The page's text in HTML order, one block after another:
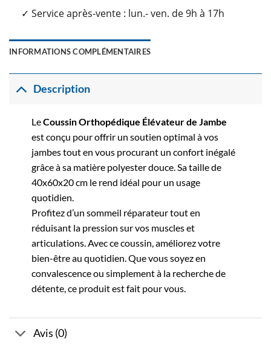
✓ Service après-vente : lun.- ven. de 9h à 17h
INFORMATIONS COMPLÉMENTAIRES
Description
LeCoussin Orthopédique Élévateur de Jambe
est conçu pour offrir un soutien optimal à vos
jambes tout en vous procurant un confort inégalé
grâce à sa matière polyester douce. Sa taille de
40x60x20 cm le rend idéal pour un usage
quotidien.
Profitez d’un sommeil réparateur tout en
réduisant la pression sur vos muscles et
articulations. Avec ce coussin, améliorez votre
bien-être au quotidien. Que vous soyez en
convalescence ou simplement à la recherche de
détente, ce produit est fait pour vous.
Avis (0)